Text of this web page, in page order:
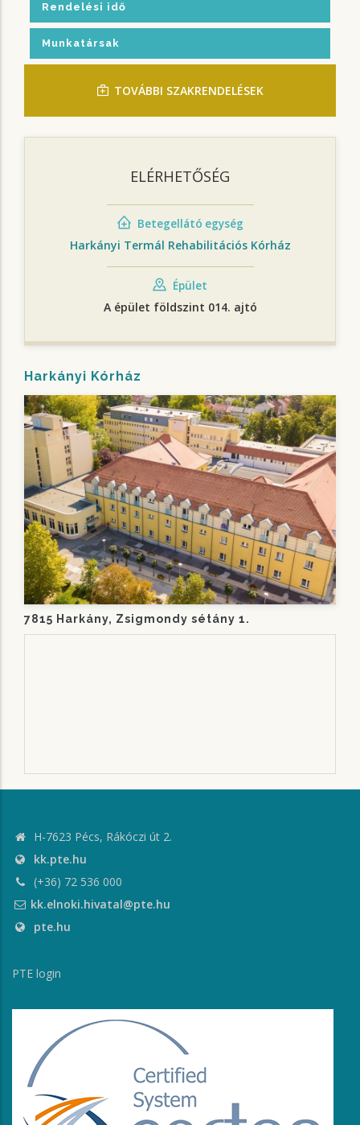
Rendelési idő
Munkatársak
TOVÁBBI SZAKRENDELÉSEK
ELÉRHETŐSÉG
Betegellátó egység
Harkányi Termál Rehabilitációs Kórház
Épület
A épület földszint 014. ajtó
Harkányi Kórház
7815 Harkány, Zsigmondy sétány 1.
H-7623 Pécs, Rákóczi út 2.
kk.pte.hu
(+36) 72 536 000
kk.elnoki.hivatal@pte.hu
pte.hu
PTE login